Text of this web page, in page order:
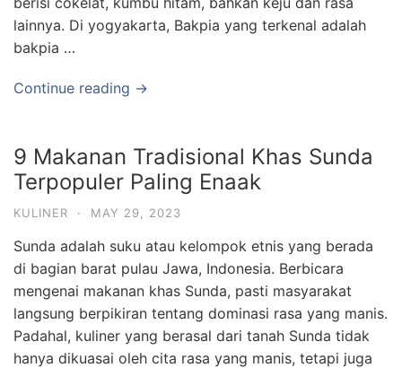
lainnya. Di yogyakarta, Bakpia yang terkenal adalah
bakpia …
Continue reading →
9 Makanan Tradisional Khas Sunda
Terpopuler Paling Enaak
KULINER · MAY 29, 2023
Sunda adalah suku atau kelompok etnis yang berada
di bagian barat pulau Jawa, Indonesia. Berbicara
mengenai makanan khas Sunda, pasti masyarakat
langsung berpikiran tentang dominasi rasa yang manis.
Padahal, kuliner yang berasal dari tanah Sunda tidak
hanya dikuasai oleh cita rasa yang manis, tetapi juga